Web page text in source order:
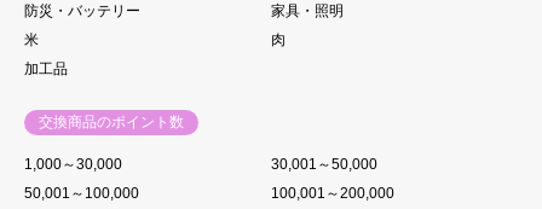
防災・バッテリー
家具・照明
米
肉
加工品
交換商品のポイント数
1,000～30,000
30,001～50,000
50,001～100,000
100,001～200,000